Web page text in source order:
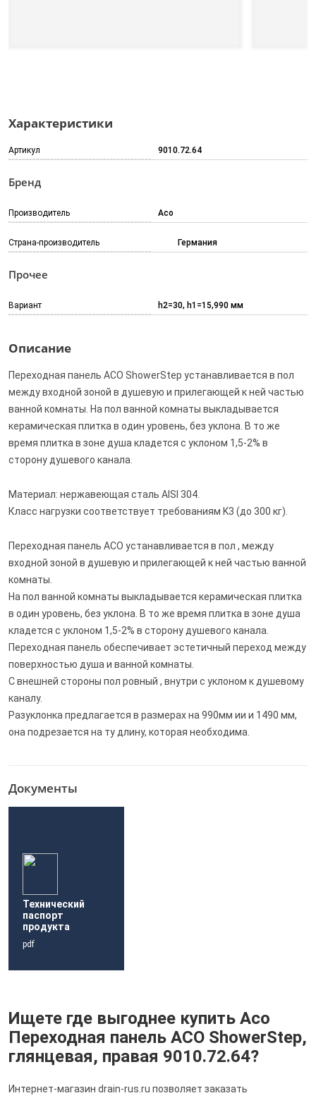
Характеристики
Артикул 9010.72.64
Бренд
Производитель Aco
Страна-производитель Германия
Прочее
Вариант h2=30, h1=15,990 мм
Описание
Переходная панель ACO ShowerStep устанавливается в пол
между входной зоной в душевую и прилегающей к ней частью
ванной комнаты. На пол ванной комнаты выкладывается
керамическая плитка в один уровень, без уклона. В то же
время плитка в зоне душа кладется с уклоном 1,5-2% в
сторону душевого канала.
Материал: нержавеющая сталь AISI 304.
Класс нагрузки соответствует требованиям K3 (до 300 кг).
Переходная панель АСО устанавливается в пол , между
входной зоной в душевую и прилегающей к ней частью ванной
комнаты.
На пол ванной комнаты выкладывается керамическая плитка
в один уровень, без уклона. В то же время плитка в зоне душа
кладется с уклоном 1,5-2% в сторону душевого канала.
Переходная панель обеспечивает эстетичный переход между
поверхностью душа и ванной комнаты.
С внешней стороны пол ровный , внутри с уклоном к душевому
каналу.
Разуклонка предлагается в размерах на 990мм ии и 1490 мм,
она подрезается на ту длину, которая необходима.
Документы
Технический
паспорт
продукта
pdf
Ищете где выгоднее купить Aco
Переходная панель ACO ShowerStep,
глянцевая, правая 9010.72.64?
Интернет-магазин drain-rus.ru позволяет заказать